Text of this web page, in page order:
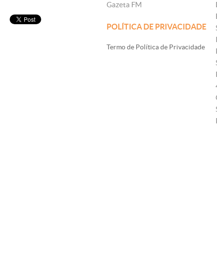
Gazeta FM
POLÍTICA DE PRIVACIDADE
Termo de Política de Privacidade